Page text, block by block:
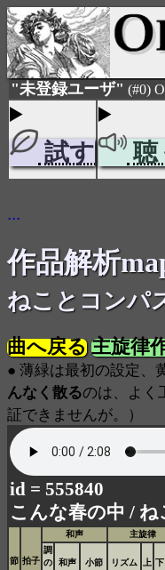
"未登録ユーザ" (#0)
試す 聴
...
作品解析
ねことコンパ
曲へ戻る 主旋律
● 薄緑は最初の設定、
んなく散るのは、よく
証できませんが。）
id = 555840
こんな春の中 / ね
節 拍子
和声 主旋律
調
の
和声
小節
リズム
上 下